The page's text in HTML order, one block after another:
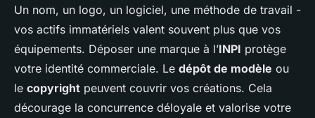
Un nom, un logo, un logiciel, une méthode de travail -
vos actifs immatériels valent souvent plus que vos
équipements. Déposer une marque à l’INPI protège
votre identité commerciale. Le dépôt de modèle ou
le copyright peuvent couvrir vos créations. Cela
décourage la concurrence déloyale et valorise votre